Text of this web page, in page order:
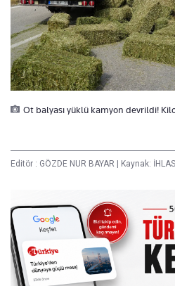
Ot balyası yüklü kamyon devrildi!
Editör : GÖZDE NUR BAYAR | Kaynak: